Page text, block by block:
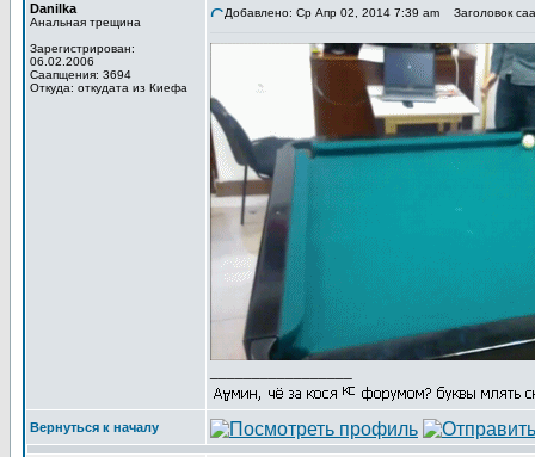
Danilka
Анальная трещина
Зарегистрирован:
06.02.2006
Саапщения: 3694
Откуда: откудата из Киефа
Добавлено: Ср Апр 02, 2014 7:39 am Заголовок
Вернуться к началу